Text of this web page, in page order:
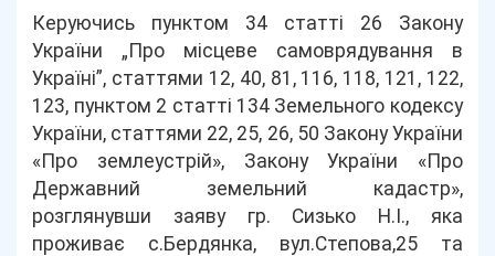
Керуючись пунктом 34 статті 26 Закону
України „Про місцеве самоврядування в
Україні”, статтями 12, 40, 81, 116, 118, 121, 122,
123, пунктом 2 статті 134 Земельного кодексу
України, статтями 22, 25, 26, 50 Закону України
«Про землеустрій», Закону України «Про
Державний земельний кадастр»,
розглянувши заяву гр. Сизько Н.І., яка
проживає с.Бердянка, вул.Степова,25 та